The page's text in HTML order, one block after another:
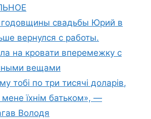
свадьбы Юрий в
вернулся с работы.
на кровати вперемежку с
вещами
тобі по три тисячі доларів,
мене їхнім батьком», —
Володя